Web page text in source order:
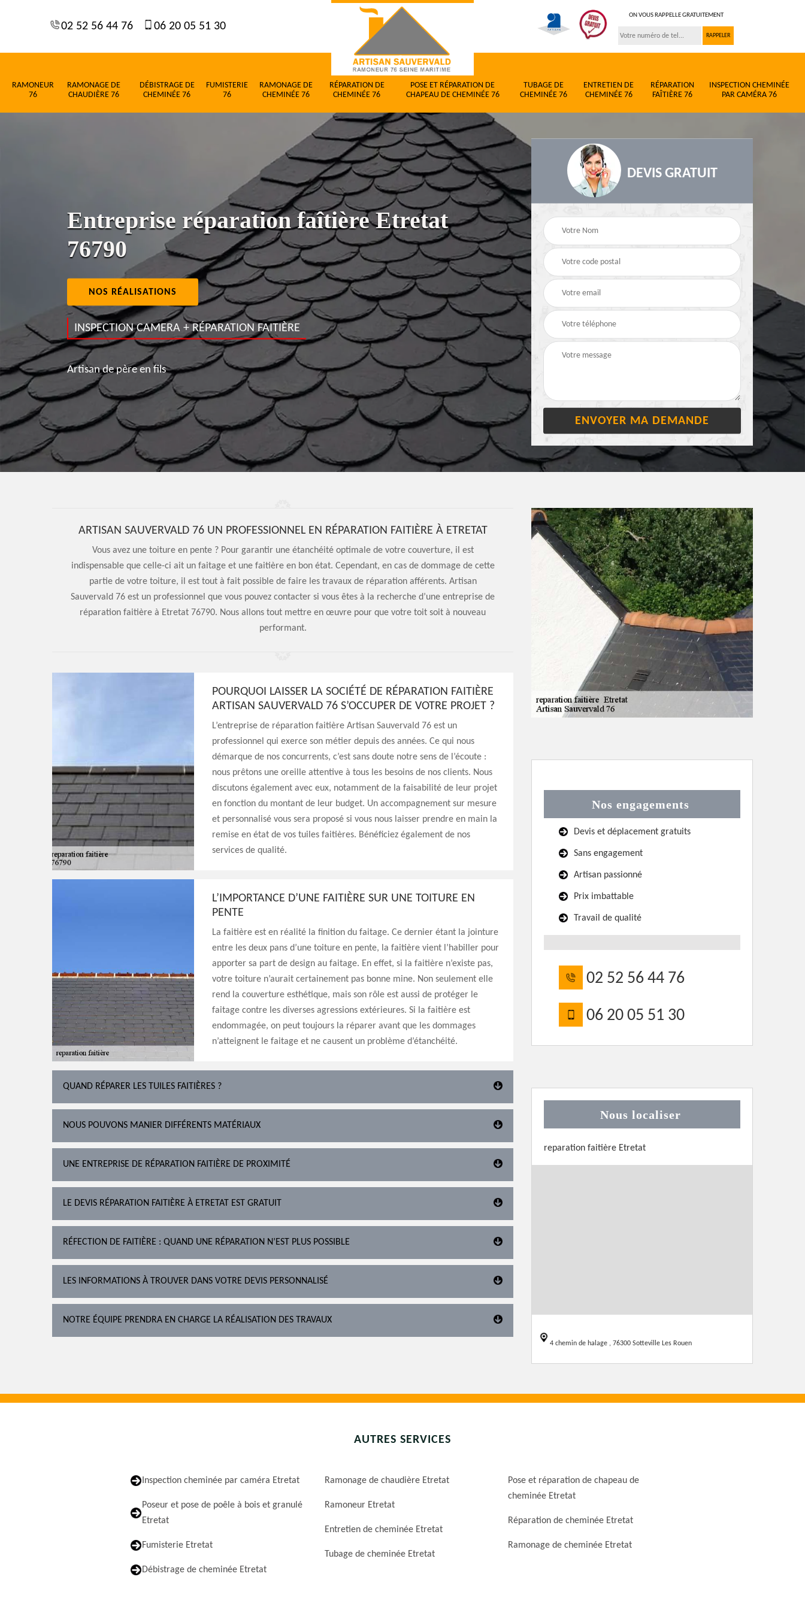
02 52 56 44 76 06 20 05 51 30
ON VOUS RAPPELLE GRATUITEMENT
RAMONEUR
76
RAMONAGE DE
CHAUDIÈRE 76
DÉBISTRAGE DE
CHEMINÉE 76
FUMISTERIE
76
RAMONAGE DE
CHEMINÉE 76
RÉPARATION DE
CHEMINÉE 76
POSE ET RÉPARATION DE
CHAPEAU DE CHEMINÉE 76
TUBAGE DE
CHEMINÉE 76
ENTRETIEN DE
CHEMINÉE 76
RÉPARATION
FAÎTIÈRE 76
INSPECTION CHEMINÉE
PAR CAMÉRA 76
Entreprise réparation faîtière Etretat
76790
NOS RÉALISATIONS
INSPECTION CAMERA + RÉPARATION FAITIÈRE
Artisan de père en fils
DEVIS GRATUIT
ARTISAN SAUVERVALD 76 UN PROFESSIONNEL EN RÉPARATION FAITIÈRE À ETRETAT
Vous avez une toiture en pente ? Pour garantir une étanchéité optimale de votre couverture, il est
indispensable que celle-ci ait un faitage et une faitière en bon état. Cependant, en cas de dommage de cette
partie de votre toiture, il est tout à fait possible de faire les travaux de réparation afférents. Artisan
Sauvervald 76 est un professionnel que vous pouvez contacter si vous êtes à la recherche d’une entreprise de
réparation faitière à Etretat 76790. Nous allons tout mettre en œuvre pour que votre toit soit à nouveau
performant.
POURQUOI LAISSER LA SOCIÉTÉ DE RÉPARATION FAITIÈRE
ARTISAN SAUVERVALD 76 S’OCCUPER DE VOTRE PROJET ?
L’entreprise de réparation faitière Artisan Sauvervald 76 est un
professionnel qui exerce son métier depuis des années. Ce qui nous
démarque de nos concurrents, c’est sans doute notre sens de l’écoute :
nous prêtons une oreille attentive à tous les besoins de nos clients. Nous
discutons également avec eux, notamment de la faisabilité de leur projet
en fonction du montant de leur budget. Un accompagnement sur mesure
et personnalisé vous sera proposé si vous nous laisser prendre en main la
remise en état de vos tuiles faitières. Bénéficiez également de nos
services de qualité.
L’IMPORTANCE D’UNE FAITIÈRE SUR UNE TOITURE EN
PENTE
La faitière est en réalité la finition du faitage. Ce dernier étant la jointure
entre les deux pans d’une toiture en pente, la faitière vient l’habiller pour
apporter sa part de design au faitage. En effet, si la faitière n’existe pas,
votre toiture n’aurait certainement pas bonne mine. Non seulement elle
rend la couverture esthétique, mais son rôle est aussi de protéger le
faitage contre les diverses agressions extérieures. Si la faitière est
endommagée, on peut toujours la réparer avant que les dommages
n’atteignent le faitage et ne causent un problème d’étanchéité.
QUAND RÉPARER LES TUILES FAITIÈRES ?
NOUS POUVONS MANIER DIFFÉRENTS MATÉRIAUX
UNE ENTREPRISE DE RÉPARATION FAITIÈRE DE PROXIMITÉ
LE DEVIS RÉPARATION FAITIÈRE À ETRETAT EST GRATUIT
RÉFECTION DE FAITIÈRE : QUAND UNE RÉPARATION N’EST PLUS POSSIBLE
LES INFORMATIONS À TROUVER DANS VOTRE DEVIS PERSONNALISÉ
NOTRE ÉQUIPE PRENDRA EN CHARGE LA RÉALISATION DES TRAVAUX
Nos engagements
Devis et déplacement gratuits
Sans engagement
Artisan passionné
Prix imbattable
Travail de qualité
02 52 56 44 76
06 20 05 51 30
Nous localiser
reparation faitière Etretat
4 chemin de halage , 76300 Sotteville Les Rouen
AUTRES SERVICES
Inspection cheminée par caméra Etretat
Poseur et pose de poêle à bois et granulé
Etretat
Fumisterie Etretat
Débistrage de cheminée Etretat
Ramonage de chaudière Etretat
Ramoneur Etretat
Entretien de cheminée Etretat
Tubage de cheminée Etretat
Pose et réparation de chapeau de
cheminée Etretat
Réparation de cheminée Etretat
Ramonage de cheminée Etretat